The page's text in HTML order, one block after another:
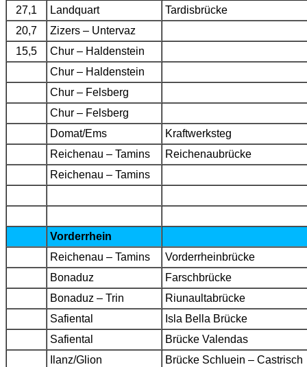
27,1
Landquart
Tardisbrücke
20,7
Zizers – Untervaz
15,5
Chur – Haldenstein
Chur – Haldenstein
Chur – Felsberg
Chur – Felsberg
Domat/Ems
Kraftwerksteg
Reichenau – Tamins
Reichenaubrücke
Reichenau – Tamins
Vorderrhein
Reichenau – Tamins
Vorderrheinbrücke
Bonaduz
Farschbrücke
Bonaduz – Trin
Riunaultabrücke
Safiental
Isla Bella Brücke
Safiental
Brücke Valendas
Ilanz/Glion
Brücke Schluein – Castrisch